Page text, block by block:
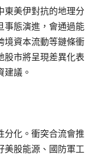
東美伊對抗的地理分
事態演進，會通過能
境資本流動等鏈條衝
股市將呈現差異化表
建議。
分化。衝突合流會推
美股能源、國防軍工